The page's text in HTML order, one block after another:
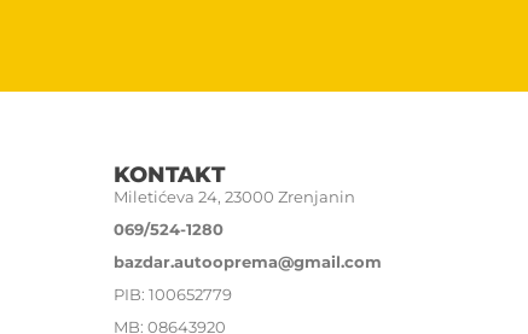
KONTAKT
Miletićeva 24, 23000 Zrenjanin
069/524-1280
bazdar.autooprema@gmail.com
PIB: 100652779
MB: 08643920